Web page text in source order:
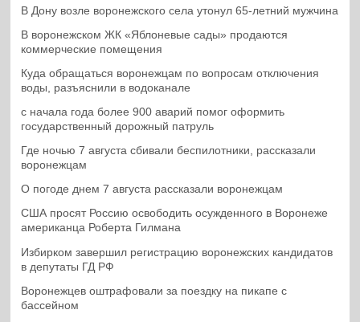
В Дону возле воронежского села утонул 65-летний мужчина
В воронежском ЖК «Яблоневые сады» продаются
коммерческие помещения
Куда обращаться воронежцам по вопросам отключения
воды, разъяснили в водоканале
с начала года более 900 аварий помог оформить
государственный дорожный патруль
Где ночью 7 августа сбивали беспилотники, рассказали
воронежцам
О погоде днем 7 августа рассказали воронежцам
США просят Россию освободить осужденного в Воронеже
американца Роберта Гилмана
Избирком завершил регистрацию воронежских кандидатов
в депутаты ГД РФ
Воронежцев оштрафовали за поездку на пикапе с
бассейном